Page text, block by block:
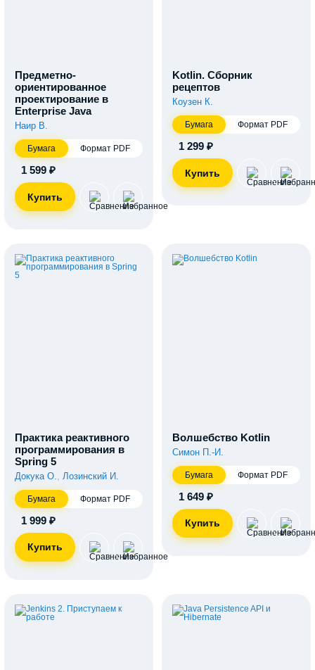
Предметно-
ориентированное
проектирование в
Enterprise Java
Наир В.
Бумага Формат PDF
1 599 ₽
Kotlin. Сборник
рецептов
Коузен К.
Бумага Формат PDF
1 299 ₽
Практика реактивного
программирования в
Spring 5
Докука О. Лозинский И.
Бумага Формат PDF
1 999 ₽
Волшебство Kotlin
Симон П.-И.
Бумага Формат PDF
1 649 ₽